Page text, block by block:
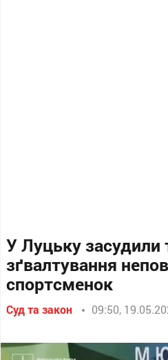
У Луцьку засудили
зґвалтування
спортсменок
Суд та закон 09:50,